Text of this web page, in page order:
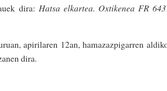
dira: Hatsa elkartea. Oxtikenea FR
apirilaren 12an, hamazazpigarren
dira.